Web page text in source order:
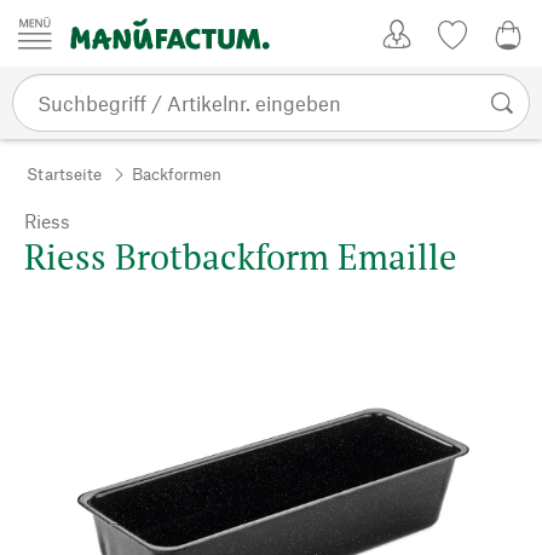
Zum Inhalt springen
Startseite Backformen
Riess
Riess Brotbackform Emaille